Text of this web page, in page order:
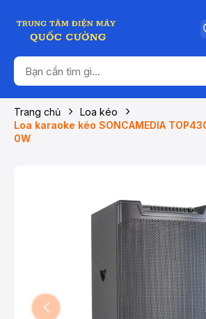
Trang chủ
Loa kéo
Loa karaoke kéo SONCAMEDIA
0W